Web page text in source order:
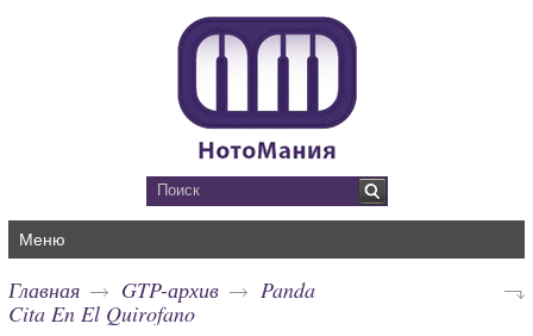
Меню
Главная GTP-архив
Panda
Cita En El Quirofano